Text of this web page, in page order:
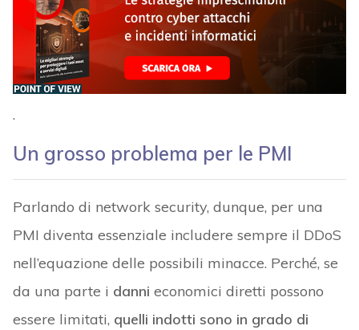
.
Un grosso problema per le PMI
Parlando di network security, dunque, per una
PMI diventa essenziale includere sempre il DDoS
nell’equazione delle possibili minacce. Perché, se
da una parte i danni economici diretti possono
essere limitati, quelli indotti sono in grado di